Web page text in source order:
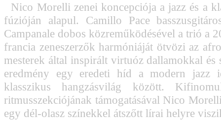
Nico Morelli zenei koncepciója a jazz és a
fúzióján alapul. Camillo Pace
Campanale dobos közreműködésével a trió a
francia zeneszerzők harmóniáját ötvözi az
mesterek által inspirált virtuóz dallamokkal és
eredmény egy eredeti híd a modern jazz
klasszikus hangzásvilág között.
ritmusszekciójának támogatásával Nico
egy dél-olasz színekkel átszőtt lírai helyre